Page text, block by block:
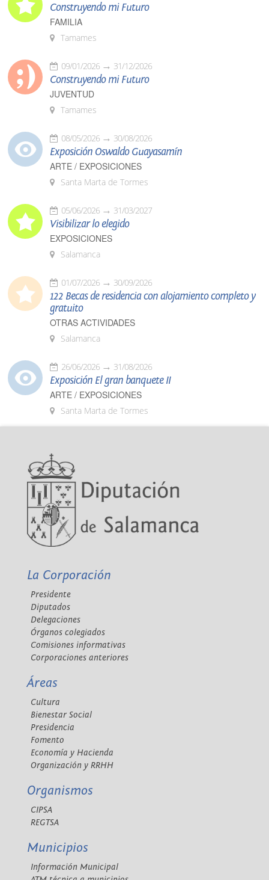
Construyendo mi Futuro
FAMILIA
Tamames
09/01/2026 31/12/2026
Construyendo mi Futuro
JUVENTUD
Tamames
08/05/2026 30/08/2026
Exposición Oswaldo Guayasamín
ARTE / EXPOSICIONES
Santa Marta de Tormes
05/06/2026 31/03/2027
Visibilizar lo elegido
EXPOSICIONES
Salamanca
01/07/2026 30/09/2026
122 Becas de residencia con alojamiento completo y
gratuito
OTRAS ACTIVIDADES
Salamanca
26/06/2026 31/08/2026
Exposición El gran banquete II
ARTE / EXPOSICIONES
Santa Marta de Tormes
La Corporación
Presidente
Diputados
Delegaciones
Órganos colegiados
Comisiones informativas
Corporaciones anteriores
Áreas
Cultura
Bienestar Social
Presidencia
Fomento
Economía y Hacienda
Organización y RRHH
Organismos
CIPSA
REGTSA
Municipios
Información Municipal